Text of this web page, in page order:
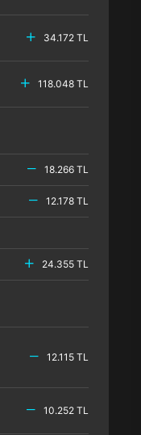
34.172 TL
118.048 TL
18.266 TL
12.178 TL
24.355 TL
12.115 TL
10.252 TL